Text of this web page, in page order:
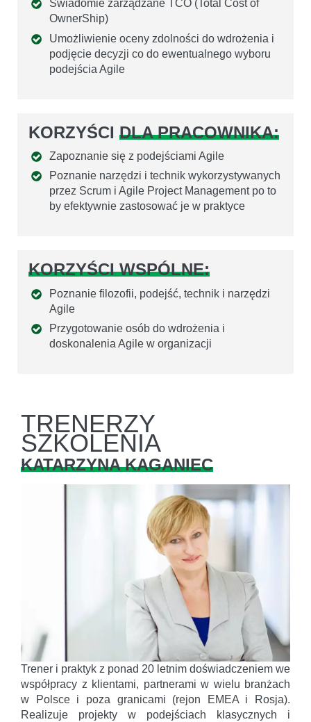
Swiadomie zarządzane TCO (Total Cost of
OwnerShip)
Umożliwienie oceny zdolności do wdrożenia i
podjęcie decyzji co do ewentualnego wyboru
podejścia Agile
KORZYŚCI DLA PRACOWNIKA:
Zapoznanie się z podejściami Agile
Poznanie narzędzi i technik wykorzystywanych
przez Scrum i Agile Project Management po to
by efektywnie zastosować je w praktyce
KORZYŚCI WSPÓLNE:
Poznanie filozofii, podejść, technik i narzędzi
Agile
Przygotowanie osób do wdrożenia i
doskonalenia Agile w organizacji
TRENERZY
SZKOLENIA
KATARZYNA KAGANIEC
Trener i praktyk z ponad 20 letnim doświadczeniem we
współpracy z klientami, partnerami w wielu branżach
w Polsce i poza granicami (rejon EMEA i Rosja).
Realizuje projekty w podejściach klasycznych i